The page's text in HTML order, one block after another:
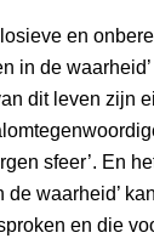
en
in de
dit leven zijn
sfeer’. En
de waarheid’
en die